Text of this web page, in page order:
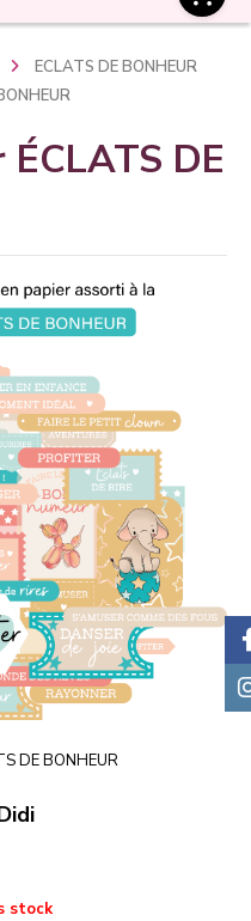
ECLATS DE BONHEUR
DE
DE BONHEUR
stock